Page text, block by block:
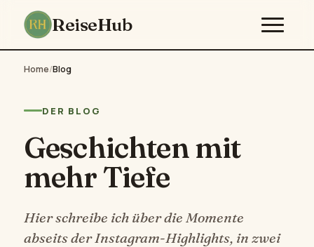
ReiseHub
Home/Blog
DER BLOG
Geschichten mit
mehr Tiefe
Hier schreibe ich über die Momente
abseits der Instagram-Highlights, in zwei